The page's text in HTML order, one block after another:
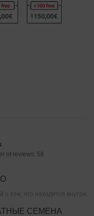
of reviews: 58
о том, что находится внутри.
СЕМЕНА